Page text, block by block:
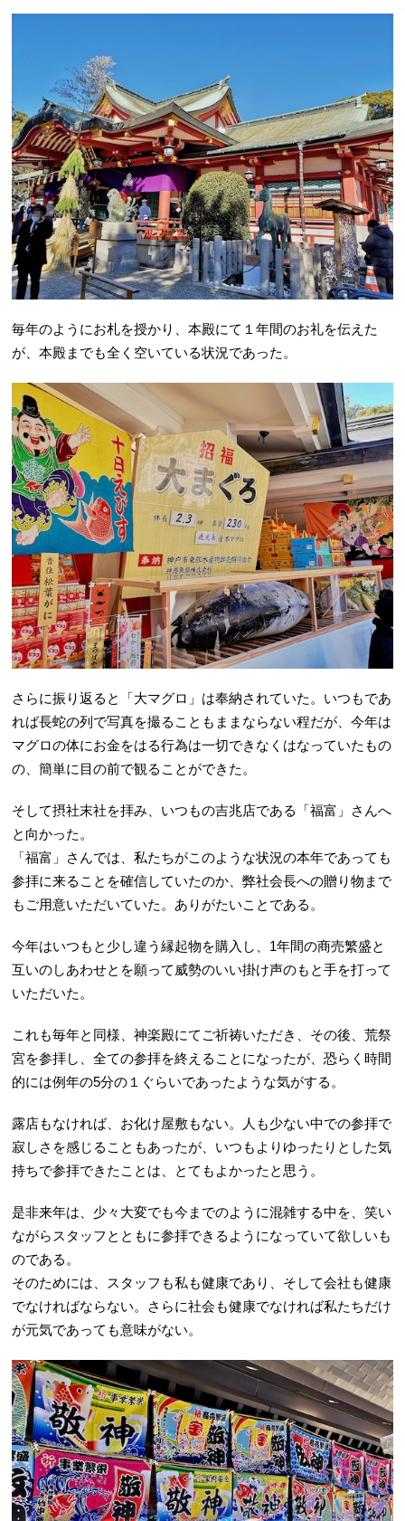
毎年のようにお札を授かり、本殿にて１年間のお礼を伝えた
が、本殿までも全く空いている状況であった。
さらに振り返ると「大マグロ」は奉納されていた。いつもであ
れば長蛇の列で写真を撮ることもままならない程だが、今年は
マグロの体にお金をはる行為は一切できなくはなっていたもの
の、簡単に目の前で観ることができた。
そして摂社末社を拝み、いつもの吉兆店である「福富」さんへ
と向かった。
「福富」さんでは、私たちがこのような状況の本年であっても
参拝に来ることを確信していたのか、弊社会長への贈り物まで
もご用意いただいていた。ありがたいことである。
今年はいつもと少し違う縁起物を購入し、1年間の商売繁盛と
互いのしあわせとを願って威勢のいい掛け声のもと手を打って
いただいた。
これも毎年と同様、神楽殿にてご祈祷いただき、その後、荒祭
宮を参拝し、全ての参拝を終えることになったが、恐らく時間
的には例年の5分の１ぐらいであったような気がする。
露店もなければ、お化け屋敷もない。人も少ない中での参拝で
寂しさを感じることもあったが、いつもよりゆったりとした気
持ちで参拝できたことは、とてもよかったと思う。
是非来年は、少々大変でも今までのように混雑する中を、笑い
ながらスタッフとともに参拝できるようになっていて欲しいも
のである。
そのためには、スタッフも私も健康であり、そして会社も健康
でなければならない。さらに社会も健康でなければ私たちだけ
が元気であっても意味がない。